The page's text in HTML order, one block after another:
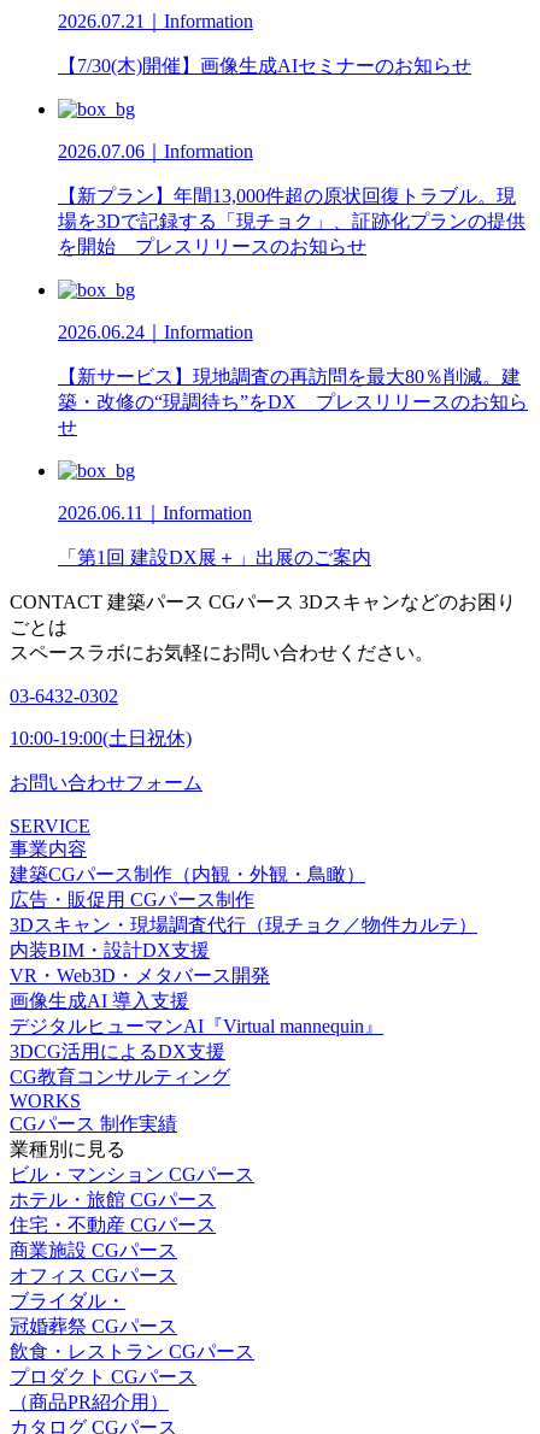
2026.07.21｜Information
【7/30(木)開催】画像生成AIセミナーのお知らせ
2026.07.06｜Information
【新プラン】年間13,000件超の原状回復トラブル。現
場を3Dで記録する「現チョク」、証跡化プランの提供
を開始 プレスリリースのお知らせ
2026.06.24｜Information
【新サービス】現地調査の再訪問を最大80％削減。建
築・改修の“現調待ち”をDX プレスリリースのお知ら
せ
2026.06.11｜Information
「第1回 建設DX展＋」出展のご案内
CONTACT 建築パース CGパース 3Dスキャンなどのお困り
ごとは
スペースラボにお気軽にお問い合わせください。
03-6432-0302
10:00-19:00(土日祝休)
お問い合わせフォーム
SERVICE
事業内容
建築CGパース制作（内観・外観・鳥瞰）
広告・販促用 CGパース制作
3Dスキャン・現場調査代行（現チョク／物件カルテ）
内装BIM・設計DX支援
VR・Web3D・メタバース開発
画像生成AI 導入支援
デジタルヒューマンAI『Virtual mannequin』
3DCG活用によるDX支援
CG教育コンサルティング
WORKS
CGパース 制作実績
業種別に見る
ビル・マンション CGパース
ホテル・旅館 CGパース
住宅・不動産 CGパース
商業施設 CGパース
オフィス CGパース
ブライダル・
冠婚葬祭 CGパース
飲食・レストラン CGパース
プロダクト CGパース
（商品PR紹介用）
カタログ CGパース